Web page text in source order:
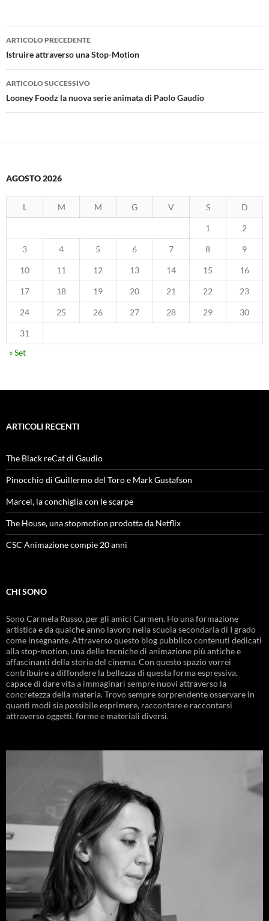
Navigazione
articolo
ARTICOLO PRECEDENTE
Istruire attraverso una Stop-Motion
ARTICOLO SUCCESSIVO
Looney Foodz la nuova serie animata di Paolo Gaudio
AGOSTO 2026
L M M G V S D
1 2
3 4 5 6 7 8 9
10 11 12 13 14 15 16
17 18 19 20 21 22 23
24 25 26 27 28 29 30
31
« Set
ARTICOLI RECENTI
The Black reCat di Gaudio
Pinocchio di Guillermo del Toro e Mark Gustafson
Marcel, la conchiglia con le scarpe
The House, una stopmotion prodotta da Netflix
CSC Animazione compie 20 anni
CHI SONO
Sono Carmela Russo, per gli amici Carmen. Ho una formazione
artistica e da qualche anno lavoro nella scuola secondaria di I grado
come insegnante. Attraverso questo blog pubblico contenuti dedicati
alla stop-motion, una delle tecniche di animazione più antiche e
affascinanti della storia del cinema. Con questo spazio vorrei
contribuire a diffondere la bellezza di questa forma espressiva,
capace di dare vita a immaginari sempre nuovi attraverso la
concretezza della materia. Trovo sempre sorprendente osservare in
quanti modi sia possibile esprimere, raccontare e raccontarsi
attraverso oggetti, forme e materiali diversi.